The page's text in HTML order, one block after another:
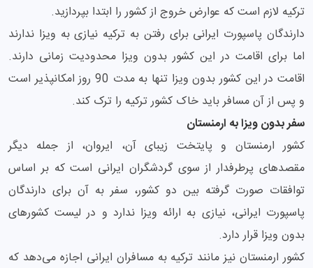
ترکیه لازم است که عوارض خروج از کشور را ابتدا بپردازید.
دارندگان پاسپورت ایرانی برای رفتن به ترکیه نیازی به ویزا ندارند
اما برای اقامت در این کشور بدون ویزا محدودیت زمانی دارند.
اقامت در این کشور بدون ویزا تنها به مدت 90 روز امکانپذیر است
و پس از آن مسافر باید خاک کشور ترکیه را ترک کند.
سفر بدون ویزا به ارمنستان
کشور ارمنستان و پایتخت زیبای آن، ایروان، از جمله دیگر
مقصدهای پرطرفدار از سوی گردشگران ایرانی است که بر اساس
توافقات صورت گرفته بین دو کشور، سفر به آن برای دارندگان
پاسپورت ایرانی، نیازی به ارائه ویزا ندارد و در لیست کشورهای
بدون ویزا قرار دارد.
کشور ارمنستان نیز مانند ترکیه به مسافران ایرانی اجازه می‌دهد که